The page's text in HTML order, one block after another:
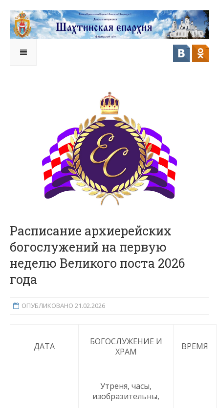
Расписание архиерейских
богослужений на первую
неделю Великого поста 2026
года
ОПУБЛИКОВАНО 21.02.2026
ДАТА
БОГОСЛУЖЕНИЕ И
ХРАМ
ВРЕМЯ
Утреня, часы,
изобразительны,